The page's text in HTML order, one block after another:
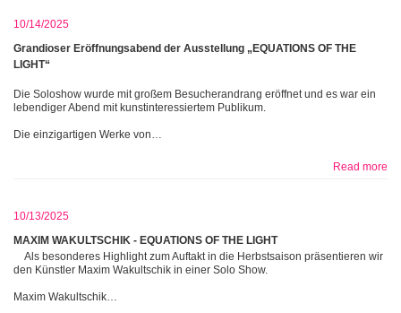
10/14/2025
Grandioser Eröffnungsabend der Ausstellung „EQUATIONS OF THE
LIGHT“
Die Soloshow wurde mit großem Besucherandrang eröffnet und es war ein
lebendiger Abend mit kunstinteressiertem Publikum.
Die einzigartigen Werke von…
Read more
10/13/2025
MAXIM WAKULTSCHIK - EQUATIONS OF THE LIGHT
Als besonderes Highlight zum Auftakt in die Herbstsaison präsentieren wir
den Künstler Maxim Wakultschik in einer Solo Show.
Maxim Wakultschik…